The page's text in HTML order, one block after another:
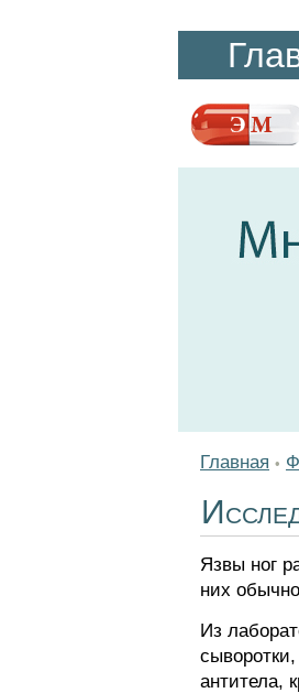
Главная •
Язвы ног
них
Из
антитела,